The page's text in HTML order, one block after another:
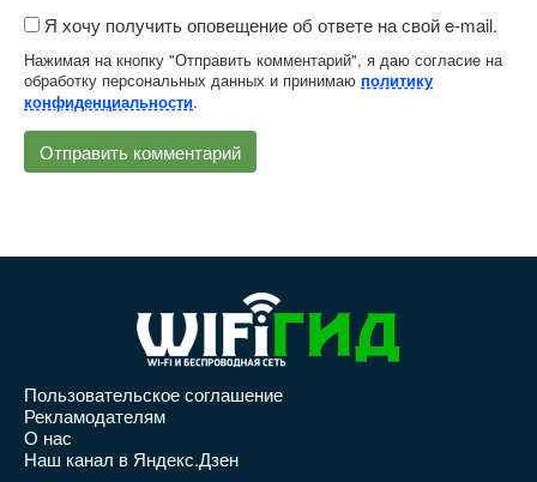
Я хочу получить оповещение об ответе на свой e-mail.
Нажимая на кнопку "Отправить комментарий", я даю согласие на
обработку персональных данных и принимаю политику
конфиденциальности.
Пользовательское соглашение
Рекламодателям
О нас
Наш канал в Яндекс.Дзен